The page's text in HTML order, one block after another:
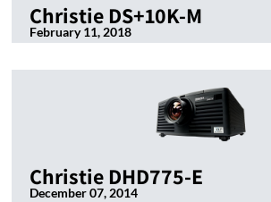
Christie DS+10K-M
February 11, 2018
Christie DHD775-E
December 07, 2014